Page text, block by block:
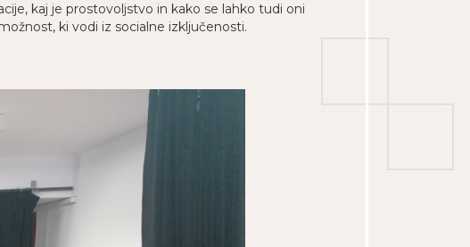
kaj je prostovoljstvo in kako se lahko tudi oni
ki vodi iz socialne izključenosti.